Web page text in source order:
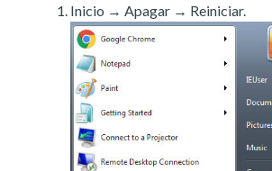
Inicio → Apagar → Reiniciar.